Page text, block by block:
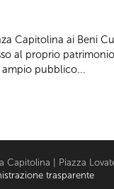
Capitolina ai Beni
al proprio
pubblico...
Capitolina | Piazza
trasparente